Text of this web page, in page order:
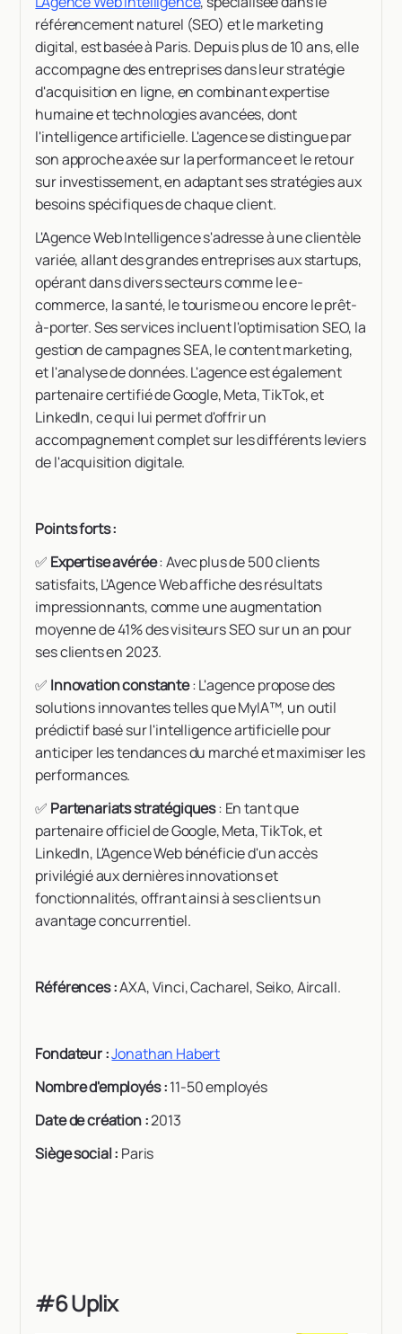
référencement naturel (SEO) et le marketing
digital, est basée à Paris. Depuis plus de 10 ans, elle
accompagne des entreprises dans leur stratégie
d'acquisition en ligne, en combinant expertise
humaine et technologies avancées, dont
l'intelligence artificielle. L'agence se distingue par
son approche axée sur la performance et le retour
sur investissement, en adaptant ses stratégies aux
besoins spécifiques de chaque client.
L'Agence Web Intelligence s'adresse à une clientèle
variée, allant des grandes entreprises aux startups,
opérant dans divers secteurs comme le e-
commerce, la santé, le tourisme ou encore le prêt-
à-porter. Ses services incluent l'optimisation SEO, la
gestion de campagnes SEA, le content marketing,
et l'analyse de données. L'agence est également
partenaire certifié de Google, Meta, TikTok, et
LinkedIn, ce qui lui permet d'offrir un
accompagnement complet sur les différents leviers
de l'acquisition digitale.
Points forts :
✅ Expertise avérée: Avec plus de 500 clients
satisfaits, L'Agence Web affiche des résultats
impressionnants, comme une augmentation
moyenne de 41% des visiteurs SEO sur un an pour
ses clients en 2023.
✅ Innovation constante: L'agence propose des
solutions innovantes telles que MyIA™, un outil
prédictif basé sur l'intelligence artificielle pour
anticiper les tendances du marché et maximiser les
performances.
✅ Partenariats stratégiques: En tant que
partenaire officiel de Google, Meta, TikTok, et
LinkedIn, L'Agence Web bénéficie d'un accès
privilégié aux dernières innovations et
fonctionnalités, offrant ainsi à ses clients un
avantage concurrentiel.
Références :AXA, Vinci, Cacharel, Seiko, Aircall.
Fondateur :Jonathan Habert
Nombre d'employés :11-50 employés
Date de création :2013
Siège social : Paris
#6 Uplix